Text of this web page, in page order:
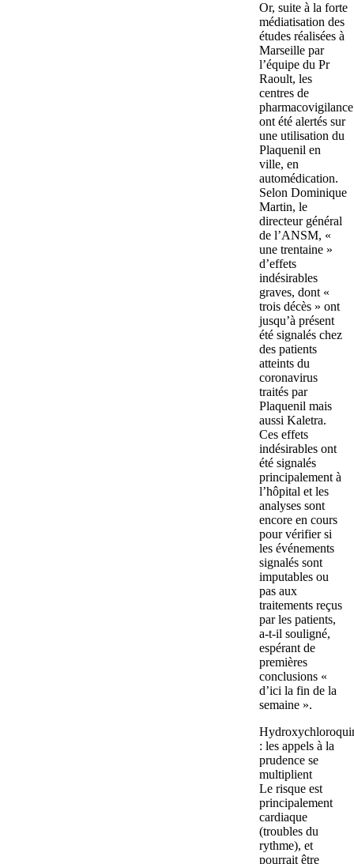
Or, suite à la forte
médiatisation des
études réalisées à
Marseille par
l’équipe du Pr
Raoult, les
centres de
pharmacovigilance
ont été alertés sur
une utilisation du
Plaquenil en
ville, en
automédication.
Selon Dominique
Martin, le
directeur général
de l’ANSM, «
une trentaine »
d’effets
indésirables
graves, dont «
trois décès » ont
jusqu’à présent
été signalés chez
des patients
atteints du
coronavirus
traités par
Plaquenil mais
aussi Kaletra.
Ces effets
indésirables ont
été signalés
principalement à
l’hôpital et les
analyses sont
encore en cours
pour vérifier si
les événements
signalés sont
imputables ou
pas aux
traitements reçus
par les patients,
a-t-il souligné,
espérant de
premières
conclusions «
d’ici la fin de la
semaine ».
: les appels à la
prudence se
multiplient
Le risque est
principalement
cardiaque
(troubles du
rythme), et
pourrait être